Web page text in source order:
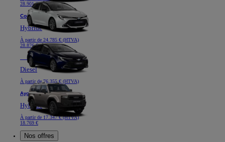
28.901 €
Corolla Touring Sports
Hybride
À partir de 24.785 € (HTVA)
28.876 €
Nouveau
Land Cruiser
Diesel
À partir de 76.355 € (HTVA)
Aygo X
Hybride
À partir de 17.347 € (HTVA)
18.769 €
Nos offres